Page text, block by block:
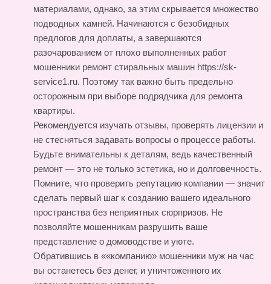
материалами, однако, за этим скрывается множество
подводных камней. Начинаются с безобидных
предлогов для доплаты, а завершаются
разочарованием от плохо выполненных работ
мошенники ремонт стиральных машин https://sk-
service1.ru. Поэтому так важно быть предельно
осторожным при выборе подрядчика для ремонта
квартиры.
Рекомендуется изучать отзывы, проверять лицензии и
не стесняться задавать вопросы о процессе работы.
Будьте внимательны к деталям, ведь качественный
ремонт — это не только эстетика, но и долговечность.
Помните, что проверить репутацию компании — значит
сделать первый шаг к созданию вашего идеального
пространства без неприятных сюрпризов. Не
позволяйте мошенникам разрушить ваше
представление о домоводстве и уюте.
Обратившись в ««компанию» мошенники муж на час
вы останетесь без денег, и уничтоженного их